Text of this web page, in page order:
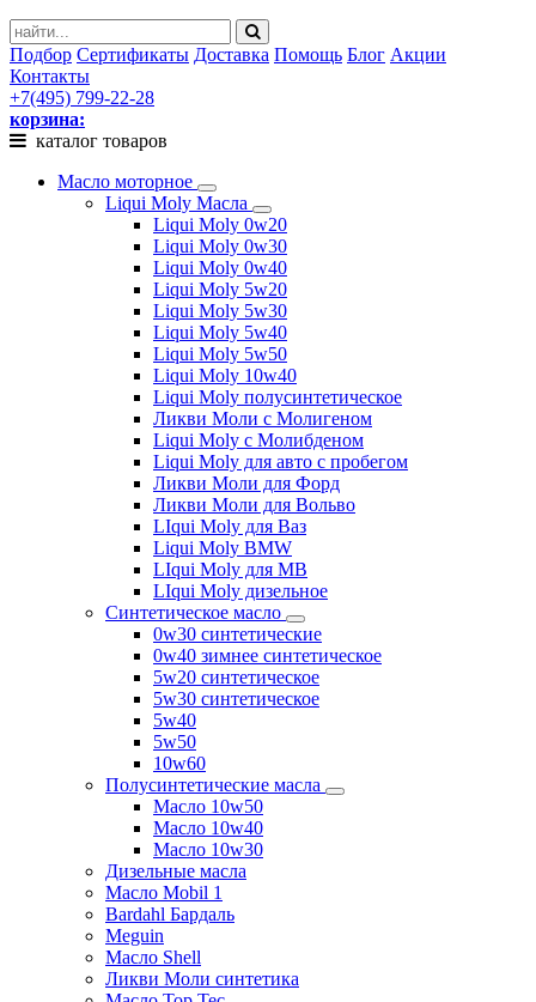
Подбор Сертификаты Доставка Помощь Блог Акции
Контакты
+7(495) 799-22-28
корзина:
каталог товаров
Масло моторное
Liqui Moly Масла
Liqui Moly 0w20
Liqui Moly 0w30
Liqui Moly 0w40
Liqui Moly 5w20
Liqui Moly 5w30
Liqui Moly 5w40
Liqui Moly 5w50
Liqui Moly 10w40
Liqui Moly полусинтетическое
Ликви Моли с Молигеном
Liqui Moly с Молибденом
Liqui Moly для авто с пробегом
Ликви Моли для Форд
Ликви Моли для Вольво
LIqui Moly для Ваз
Liqui Moly BMW
LIqui Moly для MB
LIqui Moly дизельное
Синтетическое масло
0w30 синтетические
0w40 зимнее синтетическое
5w20 синтетическое
5w30 синтетическое
5w40
5w50
10w60
Полусинтетические масла
Масло 10w50
Масло 10w40
Масло 10w30
Дизельные масла
Масло Mobil 1
Bardahl Бардаль
Meguin
Масло Shell
Ликви Моли синтетика